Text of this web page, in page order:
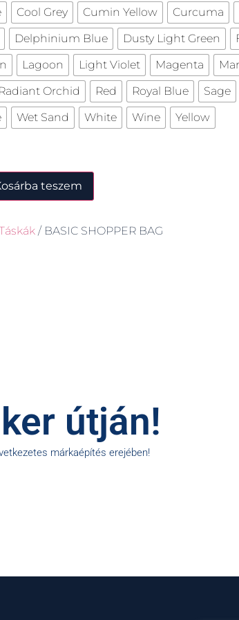
Cool Grey Cumin Yellow Curcuma
Delphinium Blue Dusty Light Green
Lagoon Light Violet Magenta
Radiant Orchid Red Royal Blue Sage
Wet Sand White Wine Yellow
teszem
/ BASIC SHOPPER BAG
útján!
márkaépítés erejében!